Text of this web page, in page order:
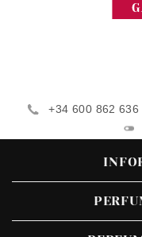
+34 600 862 636